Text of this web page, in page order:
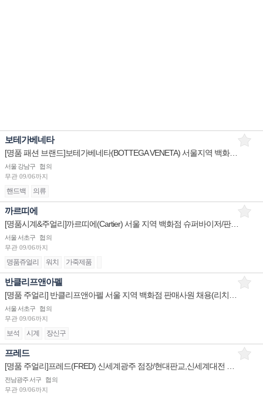
보테가베네타
[명품 패션 브랜드]보테가베네타(BOTTEGA VENETA) 서울지역 백화점 판매사원 채용
서울 강남구
협의
무관09/06까지
핸드백 의류
까르띠에
[명품시계&주얼리]까르띠에(Cartier) 서울 지역 백화점 슈퍼바이저/판매사원/어드민 채용(리치몬트코리아)
서울 서초구
협의
무관09/06까지
명품쥬얼리 워치 가죽제품
반클리프앤아펠
서울 서초구
협의
무관09/06까지
보석 시계 장신구
프레드
전남광주 서구
협의
무관09/06까지